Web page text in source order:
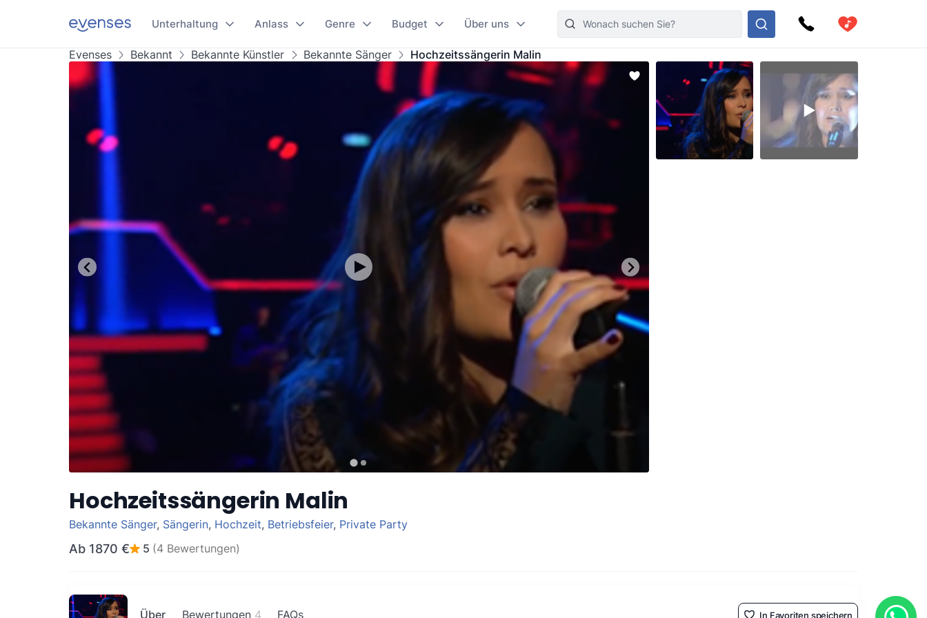
Unterhaltung Anlass Genre Budget Über uns
Evenses Bekannt Bekannte Künstler Bekannte Sänger Hochzeitssängerin Malin
Hochzeitssängerin Malin
Bekannte Sänger, Sängerin, Hochzeit, Betriebsfeier, Private Party
Ab 1870 € 5 (4 Bewertungen)
Über Bewertungen 4 FAQs In Favoriten speichern